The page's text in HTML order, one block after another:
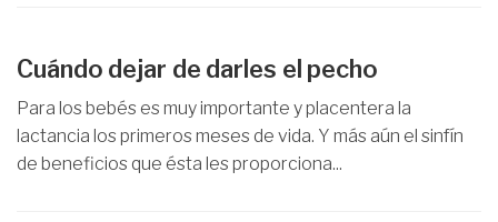
Cuándo dejar de darles el pecho
Para los bebés es muy importante y placentera la
lactancia los primeros meses de vida. Y más aún el sinfín
de beneficios que ésta les proporciona...